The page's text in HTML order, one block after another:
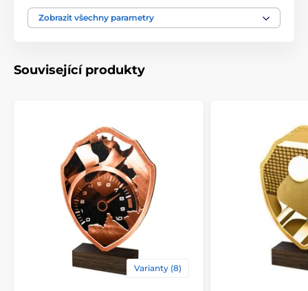
Motiv Běžky,Zima
Typ ocenění
Způsob personalizace
Zobrazit všechny parametry
Související produkty
Varianty (8)